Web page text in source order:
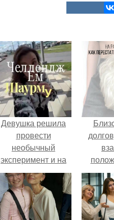
Девушка решила
провести
необычный
эксперимент и на
протяжении 30
дней питалась
одной шаурмой.